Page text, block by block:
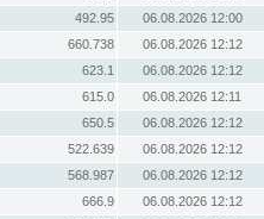
492.95
06.08.2026 12:00
660.738
06.08.2026 12:12
623.1
06.08.2026 12:12
615.0
06.08.2026 12:11
650.5
06.08.2026 12:12
522.639
06.08.2026 12:12
568.987
06.08.2026 12:12
666.9
06.08.2026 12:12